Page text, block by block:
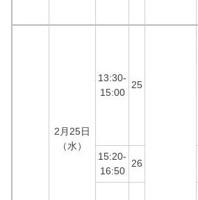
2月25日
（水）
13:30-
15:00
25
15:20-
16:50
26